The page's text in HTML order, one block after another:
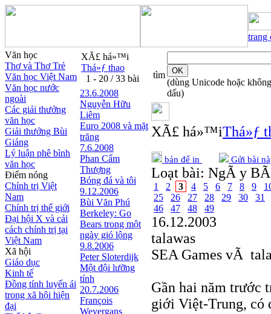
trang
Văn học
Thơ và Thơ Trẻ
Văn học Việt Nam
Văn học nước
ngoài
Các giải thưởng
văn học
Giải thưởng Bùi
Giáng
Lý luận phê bình
văn học
Điểm nóng
Chính trị Việt
Nam
Chính trị thế giới
Đại hội X và cải
cách chính trị tại
Việt Nam
Xã hội
Giáo dục
Kinh tế
Đồng tính luyến ái
trong xã hội hiện
đại
XÃ£ há»™i
Thá»ƒ thao
1 - 20 / 33 bài
23.6.2008
Nguyễn Hữu
Liêm
Euro 2008 và mặt
trăng
7.6.2008
Phan Cẩm
Thượng
Bóng đá và tôi
9.12.2006
Bùi Văn Phú
Berkeley: Go
Bears trong một
ngày gió lộng
9.8.2006
Peter Sloterdijk
Một đội lưỡng
tính
20.7.2006
François
Weyergans
tìm
(dùng Unicode hoặc không
dấu)
XÃ£ há»™iThá»ƒ
bản để in Gửi bài
Loạt bài: NgÃ y
1 2 3 4 5 6 7 8 9
25
26 27 28 29 30
31
46
47 48 49
16.12.2003
talawas
SEA Games vÃ
Gần hai năm trước
giới Việt-Trung, có